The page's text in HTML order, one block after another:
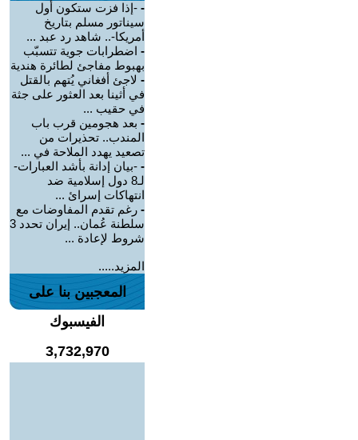
- -إذا فزت ستكون أول
سيناتور مسلم بتاريخ
أمريكا-.. شاهد رد عبد ...
- اضطرابات جوية تتسبّب
بهبوط مفاجئ لطائرة هندية
- لاجئ أفغاني يُتهم بالقتل
في أثينا بعد العثور على جثة
في حقيب ...
- بعد هجومين قرب باب
المندب.. تحذيرات من
تصعيد يهدد الملاحة في ...
- -بيان إدانة بأشد العبارات-
لـ8 دول إسلامية ضد
انتهاكات إسرائ ...
- رغم تقدم المفاوضات مع
سلطنة عُمان.. إيران تحدد 3
شروط لإعادة ...
المزيد.....
المعجبين بنا على
الفيسبوك
3,732,970